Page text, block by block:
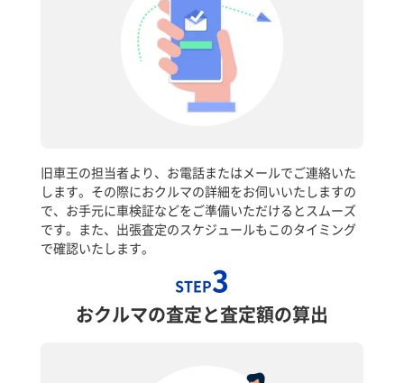
旧車王の担当者より、お電話またはメールでご連絡いた
します。その際におクルマの詳細をお伺いいたしますの
で、お手元に車検証などをご準備いただけるとスムーズ
です。また、出張査定のスケジュールもこのタイミング
で確認いたします。
STEP3
おクルマの査定と査定額の算出